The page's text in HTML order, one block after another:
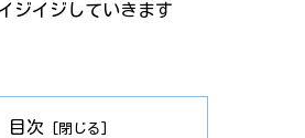
ジイジしていきます
目次